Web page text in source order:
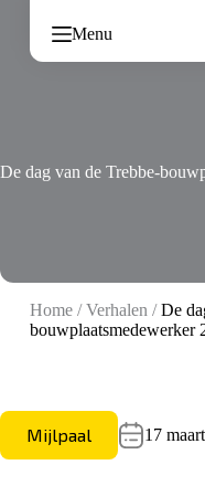
inhoud
Menu
De dag van de Trebbe-
Home/Verhalen /De
bouwplaatsmedewerker
Mijlpaal 17